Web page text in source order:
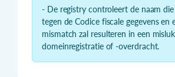
- De registry controleert de naam die
tegen de Codice fiscale gegevens en
mismatch zal resulteren in een
domeinregistratie of -overdracht.